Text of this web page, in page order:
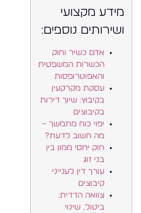
מידע מקצועי
ושירותים נוספים:
אדם כשיר וחוק
הכשרות המשפטית
והאפוטרופסות
עסקת מקרקעין
בקיבוץ: שיוך דירות
בקיבוצים
יפוי כוח מתמשך –
מה חשוב לדעת?
חוק יחסי ממון בין
בני זוג
עורך דין לענייני
קיבוצים
צוואה הדדית:
ביטול, שינוי